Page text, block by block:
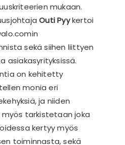
mukaan.
Outi Pyykertoi
sekä siihen liittyen
asiakasyrityksissä.
on kehitetty
monia eri
ja niiden
tarkistetaan joka
kertyy myös
toiminnasta, sekä